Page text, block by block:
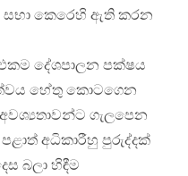
සභා කෙරෙහි ඇති කරන
දේශපාලන පක්ෂය
හේතු කොටගෙන
ගැලපෙන
අධිකාරීහු පුරුද්දක්
බලා හිඳීම